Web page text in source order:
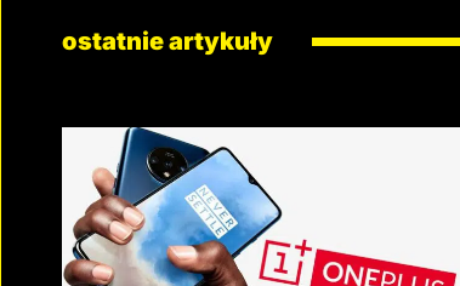
ostatnie artykuły